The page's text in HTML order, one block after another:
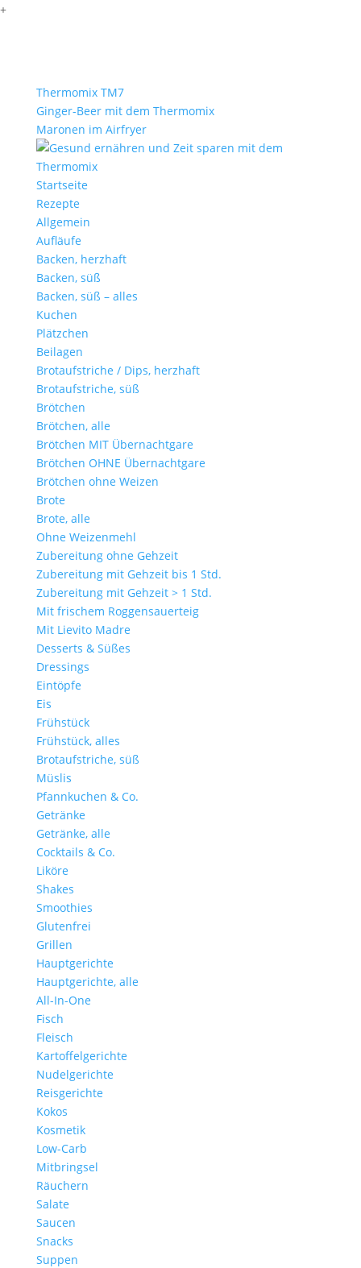
+
Thermomix TM7
Ginger-Beer mit dem Thermomix
Maronen im Airfryer
Startseite
Rezepte
Allgemein
Aufläufe
Backen, herzhaft
Backen, süß
Backen, süß – alles
Kuchen
Plätzchen
Beilagen
Brotaufstriche / Dips, herzhaft
Brotaufstriche, süß
Brötchen
Brötchen, alle
Brötchen MIT Übernachtgare
Brötchen OHNE Übernachtgare
Brötchen ohne Weizen
Brote
Brote, alle
Ohne Weizenmehl
Zubereitung ohne Gehzeit
Zubereitung mit Gehzeit bis 1 Std.
Zubereitung mit Gehzeit > 1 Std.
Mit frischem Roggensauerteig
Mit Lievito Madre
Desserts & Süßes
Dressings
Eintöpfe
Eis
Frühstück
Frühstück, alles
Brotaufstriche, süß
Müslis
Pfannkuchen & Co.
Getränke
Getränke, alle
Cocktails & Co.
Liköre
Shakes
Smoothies
Glutenfrei
Grillen
Hauptgerichte
Hauptgerichte, alle
All-In-One
Fisch
Fleisch
Kartoffelgerichte
Nudelgerichte
Reisgerichte
Kokos
Kosmetik
Low-Carb
Mitbringsel
Räuchern
Salate
Saucen
Snacks
Suppen